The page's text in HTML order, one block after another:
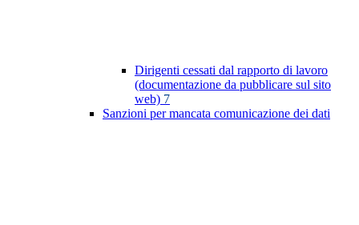
Dirigenti cessati dal rapporto di lavoro
(documentazione da pubblicare sul sito
web) 7
Sanzioni per mancata comunicazione dei dati